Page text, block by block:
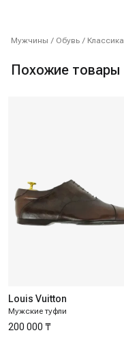
Мужчины / Обувь / Классика
Похожие товары
Louis Vuitton
Мужские туфли
200 000 ₸